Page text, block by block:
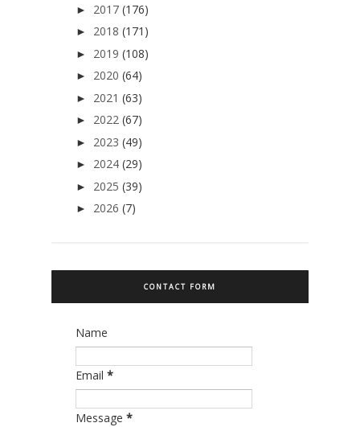
► 2017 (176)
► 2018 (171)
► 2019 (108)
► 2020 (64)
► 2021 (63)
► 2022 (67)
► 2023 (49)
► 2024 (29)
► 2025 (39)
► 2026 (7)
CONTACT FORM
Name
Email *
Message *